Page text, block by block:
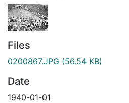
Files
0200867.JPG (56.54 KB)
Date
1940-01-01